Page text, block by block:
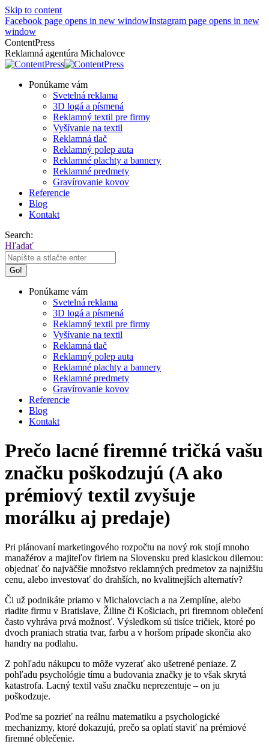
Skip to content
Facebook page opens in new windowInstagram page opens in new
window
ContentPress
Reklamná agentúra Michalovce
Ponúkame vám
Svetelná reklama
3D logá a písmená
Reklamný textil pre firmy
Vyšívanie na textil
Reklamná tlač
Reklamný polep auta
Reklamné plachty a bannery
Reklamné predmety
Gravírovanie kovov
Referencie
Blog
Kontakt
Search:
Hľadať
Ponúkame vám
Svetelná reklama
3D logá a písmená
Reklamný textil pre firmy
Vyšívanie na textil
Reklamná tlač
Reklamný polep auta
Reklamné plachty a bannery
Reklamné predmety
Gravírovanie kovov
Referencie
Blog
Kontakt
Prečo lacné firemné tričká vašu
značku poškodzujú (A ako
prémiový textil zvyšuje
morálku aj predaje)
Pri plánovaní marketingového rozpočtu na nový rok stojí mnoho
manažérov a majiteľov firiem na Slovensku pred klasickou dilemou:
objednať čo najväčšie množstvo reklamných predmetov za najnižšiu
cenu, alebo investovať do drahších, no kvalitnejších alternatív?
Či už podnikáte priamo v Michalovciach a na Zemplíne, alebo
riadite firmu v Bratislave, Žiline či Košiciach, pri firemnom oblečení
často vyhráva prvá možnosť. Výsledkom sú tisíce tričiek, ktoré po
dvoch praniach stratia tvar, farbu a v horšom prípade skončia ako
handry na podlahu.
Z pohľadu nákupcu to môže vyzerať ako ušetrené peniaze. Z
pohľadu psychológie tímu a budovania značky je to však skrytá
katastrofa. Lacný textil vašu značku neprezentuje – on ju
poškodzuje.
Poďme sa pozrieť na reálnu matematiku a psychologické
mechanizmy, ktoré dokazujú, prečo sa oplatí staviť na prémiové
firemné oblečenie.